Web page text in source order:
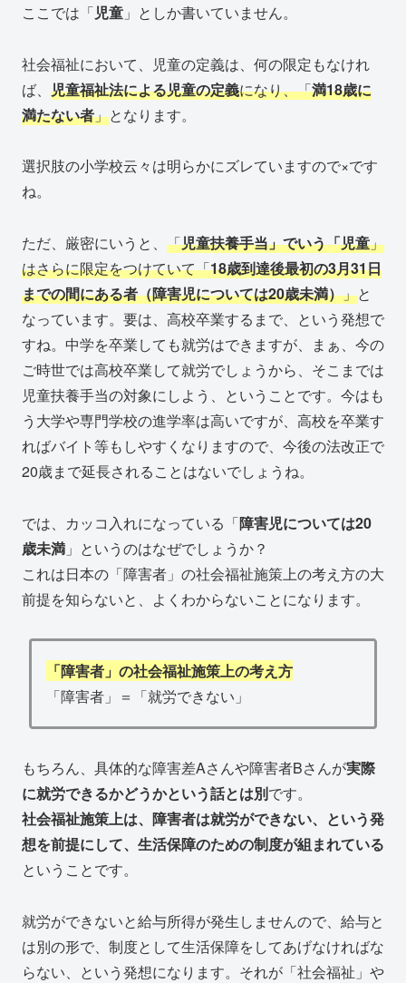
ここでは「児童 」としか書いていません。
社会福祉において、児童の定義は、何の限定もなけれ
ば、 児童福祉法による児童の定義になり、「満18歳に
満たない者」となります。
選択肢の小学校云々は明らかにズレていますので×です
ね。
ただ、厳密にいうと、 「児童扶養手当」でいう「児童」
はさらに限定をつけていて「18歳到達後最初の3月31日
までの間にある者（障害児については20歳未満）」と
なっています。要は、高校卒業するまで、という発想で
すね。中学を卒業しても就労はできますが、まぁ、今の
ご時世では高校卒業して就労でしょうから、そこまでは
児童扶養手当の対象にしよう、ということです。今はも
う大学や専門学校の進学率は高いですが、高校を卒業す
ればバイト等もしやすくなりますので、今後の法改正で
20歳まで延長されることはないでしょうね。
では、カッコ入れになっている「障害児については20
歳未満 」というのはなぜでしょうか？
これは日本の「障害者」の社会福祉施策上の考え方の大
前提を知らないと、よくわからないことになります。
「障害者」の社会福祉施策上の考え方
「障害者」＝「就労できない」
もちろん、具体的な障害差Aさんや障害者Bさんが実際
に就労できるかどうかという話とは別です。
社会福祉施策上は、障害者は就労ができない、という発
想を前提にして、生活保障のための制度が組まれている
ということです。
就労ができないと給与所得が発生しませんので、給与と
は別の形で、制度として生活保障をしてあげなければな
らない、という発想になります。それが「社会福祉」や